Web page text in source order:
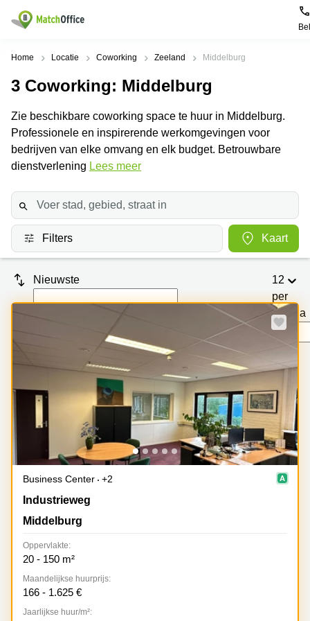
Bel
Huren / Verhuren
Productpagina's
Kantoorruimten
Business
Centers
Coworking
Vergaderruimten
Virtueel
Kantoor
Bedrijfsruimte
Populaire
Alkmaar
Amsterdam
Oost
Amsterdam
Westpoort
Bergen
op
Zoom
Amersfoort
Breda
Hoofddorp
Deventer
Rotterdam
Tilburg
Westpoort
Populaire
Kantoorruimte
in Breda
Kantoor
Bergen
op
Zoom
Kantoor
huren
Kantoor
huren
center
Business
Amsterdam
Business
center
Hilversum
center
Haag
space
Breda
Help
Over ons
Voeg je kantoorruimte toe
Huurprijs
Log in
Home Locatie Coworking Zeeland Middelburg
3 Coworking: Middelburg
Zie beschikbare coworking space te huur in Middelburg.
Professionele en inspirerende werkomgevingen voor
bedrijven van elke omvang en elk budget. Betrouwbare
dienstverlening Lees meer
Filters Kaart
Nieuwste
12
per
pagina
Speciale aanbieding
Business Center
+2
Industrieweg 7, Middelburg
Industrieweg
Middelburg
Oppervlakte:
20 - 150 m²
Maandelijkse huurprijs:
166 - 1.625 €
Jaarlijkse huur/m²: